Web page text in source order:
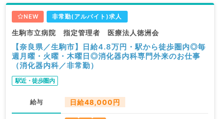
NEW 非常勤(アルバイト)求人
生駒市立病院 指定管理者 医療法人徳洲会
【奈良県／生駒市】日給4.8万円・駅から徒歩圏内◎毎
週月曜・火曜・木曜日◎消化器内科専門外来のお仕事
（消化器内科／非常勤）
駅近・徒歩圏内
給与 日給48,000円